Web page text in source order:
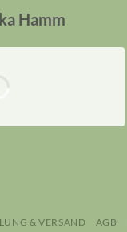
Hamm
& VERSAND AGB